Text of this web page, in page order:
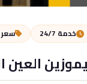
خدمة 24/7 سعر
العين